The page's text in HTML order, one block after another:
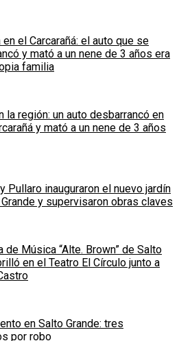
en el Carcarañá: el auto que se
y mató a un nene de 3 años era
familia
la región: un auto desbarrancó en
y mató a un nene de 3 años
Pullaro inauguraron el nuevo jardín
y supervisaron obras claves
de Música “Alte. Brown” de Salto
en el Teatro El Círculo junto a
en Salto Grande: tres
por robo